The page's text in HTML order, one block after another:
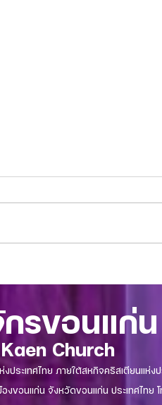
รขอนแก่น
Church
ะเทศไทย ภายใต้สหกิจคริสเตียนแห่งป
องขอนแก่น จังหวัดขอนแก่น ประเทศไท